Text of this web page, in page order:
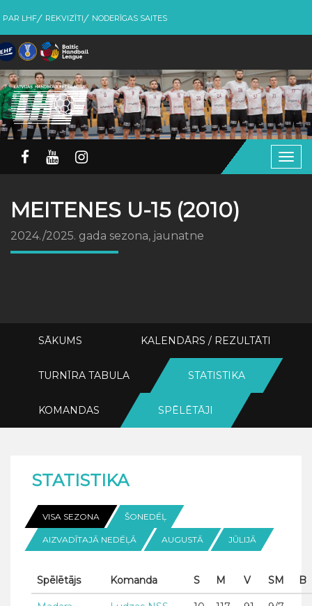
PAR LHF REKVIZĪTI NODERĪGAS SAITES
MEITENES U-15 (2010)
2024./2025. gada sezona, jaunatne
SĀKUMS KALENDĀRS / REZULTĀTI
TURNĪRA TABULA STATISTIKA
KOMANDAS SPĒLĒTĀJI
STATISTIKA
VISA SEZONA ŠONEDĒĻ
AIZVADĪTAJĀ NEDĒĻĀ AUGUSTĀ JŪLIJĀ
Spēlētājs Komanda S M V SM B